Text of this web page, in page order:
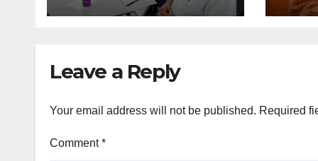
Leave a Reply
Your email address will not be published. Required
Comment*